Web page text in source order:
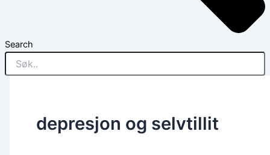
Search
depresjon og selvtillit